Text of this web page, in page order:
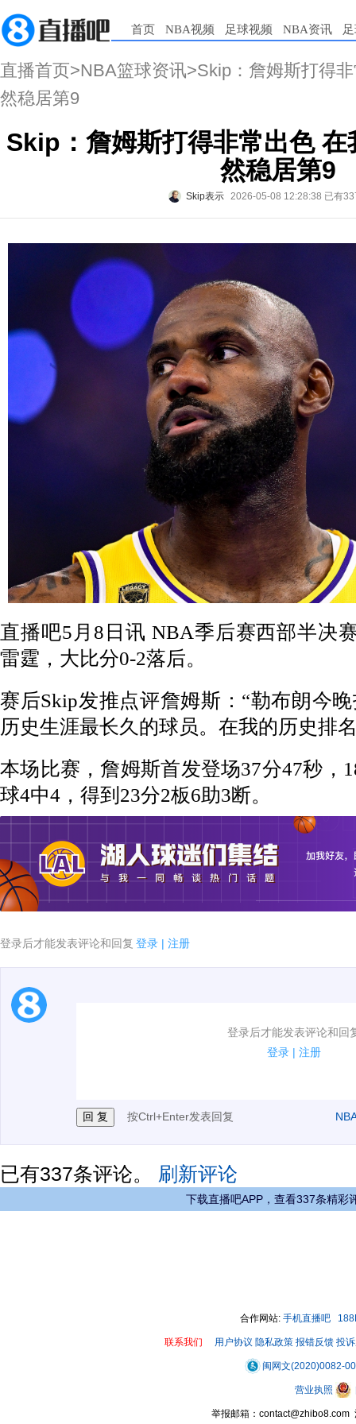
首页 NBA视频 足球视频 NBA资讯
直播首页>NBA篮球资讯>Skip：詹姆斯打得
然稳居第9
Skip：詹姆斯打得非常出色 在
然稳居第9
Skip表示 2026-05-08 12:28:38 已有
直播吧5月8日讯 NBA季后赛西部半决
雷霆，大比分0-2落后。
赛后Skip发推点评詹姆斯：“勒布朗今
历史生涯最长久的球员。在我的历史排
本场比赛，詹姆斯首发登场37分47秒，
球4中4，得到23分2板6助3断。
登录后才能发表评论和回复 登录 | 注册
登录后才能发表评论和回
登录 | 注册
1.电脑端新用户可以发表评论了！
按Ctrl+Enter发表回复
已有337条评论。 刷新评论
下载直播吧APP，查看337条精彩
合作网站: 手机直播吧
联系我们 用户协议 隐私政策 报错反馈 投
闽网文(2020)0082-
营业执照
举报邮箱：